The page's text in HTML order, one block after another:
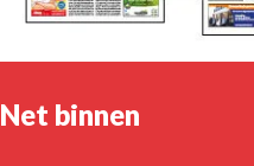
Net binnen